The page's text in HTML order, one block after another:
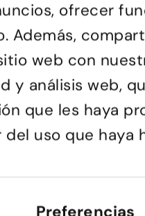
ofrecer
Además,
web con
y análisis web,
que les haya
uso que haya
Preferencias
ball de Barcelona, on
les edats descobreix
i troba en el ball una
i de compartir